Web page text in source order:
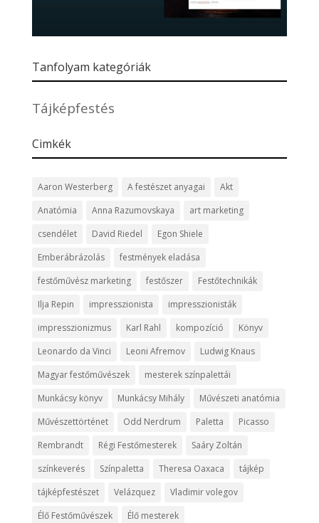
Tanfolyam kategóriák
Tájképfestés
Cimkék
Aaron Westerberg A festészet anyagai
Akt
Anatómia
Anna Razumovskaya
art marketing
csendélet
David Riedel
Egon Shiele
Emberábrázolás
festmények eladása
festőművész marketing
festőszer
Festőtechnikák
Ilja Repin
impresszionista
impresszionisták
impresszionizmus
Karl Rahl kompozíció
Könyv
Leonardo da Vinci
Leoni Afremov
Ludwig Knaus
Magyar festőművészek
mesterek színpalettái
Munkácsy könyv
Munkácsy Mihály
Művészeti anatómia
Művészettörténet
Odd Nerdrum Paletta
Picasso
Rembrandt
Régi Festőmesterek
Saáry Zoltán
színkeverés
Színpaletta Theresa Oaxaca
tájkép
tájképfestészet
Velázquez
Vladimir volegov
Élő Festőművészek
Élő mesterek